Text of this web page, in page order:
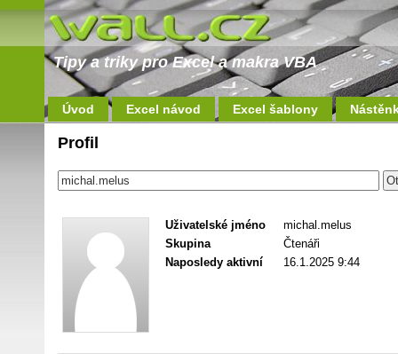
Tipy a triky pro Excel a makra VBA
Úvod Excel návod Excel šablony
Profil
Uživatelské jméno
michal.melus
Skupina
Čtenáři
Naposledy aktivní
16.1.2025 9:44